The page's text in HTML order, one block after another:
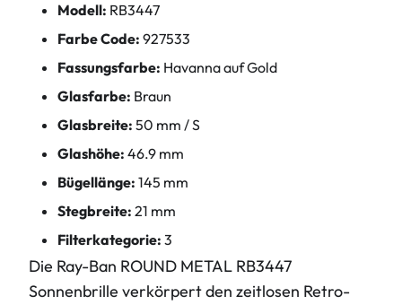
Modell: RB3447
Farbe Code: 927533
Fassungsfarbe: Havanna auf Gold
Glasfarbe: Braun
Glasbreite: 50 mm / S
Glashöhe: 46.9 mm
Bügellänge: 145 mm
Stegbreite: 21 mm
Filterkategorie: 3
Die Ray-Ban ROUND METAL RB3447
Sonnenbrille verkörpert den zeitlosen Retro-